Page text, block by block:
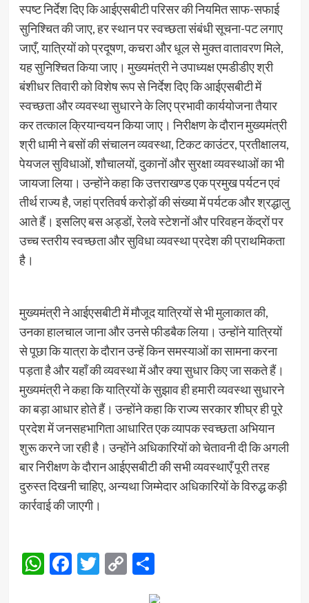
स्पष्ट निर्देश दिए कि आईएसबीटी परिसर की नियमित साफ-सफाई
सुनिश्चित की जाए, हर स्थान पर स्वच्छता संबंधी सूचना-पट लगाए
जाएँ, यात्रियों को प्रदूषण, कचरा और धूल से मुक्त वातावरण मिले,
यह सुनिश्चित किया जाए। मुख्यमंत्री ने उपाध्यक्ष एमडीडीए श्री
बंशीधर तिवारी को विशेष रूप से निर्देश दिए कि आईएसबीटी में
स्वच्छता और व्यवस्था सुधारने के लिए प्रभावी कार्ययोजना तैयार
कर तत्काल क्रियान्वयन किया जाए। निरीक्षण के दौरान मुख्यमंत्री
श्री धामी ने बसों की संचालन व्यवस्था, टिकट काउंटर, प्रतीक्षालय,
पेयजल सुविधाओं, शौचालयों, दुकानों और सुरक्षा व्यवस्थाओं का भी
जायजा लिया। उन्होंने कहा कि उत्तराखण्ड एक प्रमुख पर्यटन एवं
तीर्थ राज्य है, जहां प्रतिवर्ष करोड़ों की संख्या में पर्यटक और श्रद्धालु
आते हैं। इसलिए बस अड्डों, रेलवे स्टेशनों और परिवहन केंद्रों पर
उच्च स्तरीय स्वच्छता और सुविधा व्यवस्था प्रदेश की प्राथमिकता
है।
मुख्यमंत्री ने आईएसबीटी में मौजूद यात्रियों से भी मुलाकात की,
उनका हालचाल जाना और उनसे फीडबैक लिया। उन्होंने यात्रियों
से पूछा कि यात्रा के दौरान उन्हें किन समस्याओं का सामना करना
पड़ता है और यहाँ की व्यवस्था में और क्या सुधार किए जा सकते हैं।
मुख्यमंत्री ने कहा कि यात्रियों के सुझाव ही हमारी व्यवस्था सुधारने
का बड़ा आधार होते हैं। उन्होंने कहा कि राज्य सरकार शीघ्र ही पूरे
प्रदेश में जनसहभागिता आधारित एक व्यापक स्वच्छता अभियान
शुरू करने जा रही है। उन्होंने अधिकारियों को चेतावनी दी कि अगली
बार निरीक्षण के दौरान आईएसबीटी की सभी व्यवस्थाएँ पूरी तरह
दुरुस्त दिखनी चाहिए, अन्यथा जिम्मेदार अधिकारियों के विरुद्ध कड़ी
कार्रवाई की जाएगी।
WhatsApp
Facebook
Twitter
CopyShare